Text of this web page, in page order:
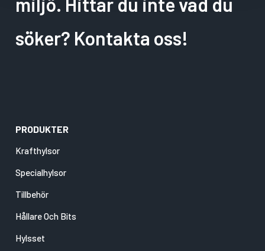
söker? Kontakta oss!
PRODUKTER
Krafthylsor
Specialhylsor
Tillbehör
Hållare Och Bits
Hylsset